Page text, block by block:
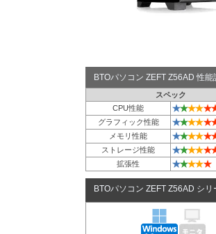
BTOパソコン ZEFT Z56AD 性
スペック
CPU性能
★★★★★
グラフィック性能 ★★★★★
メモリ性能 ★★★★★
ストレージ性能 ★★★★★
拡張性 ★★★★★
BTOパソコン ZEFT Z56AD シリ